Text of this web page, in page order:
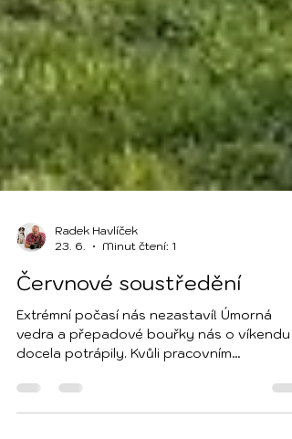
Radek Havlíček
23. 6.
Minut čtení: 1
Červnové soustředění
Extrémní počasí nás nezastaví! Úmorná